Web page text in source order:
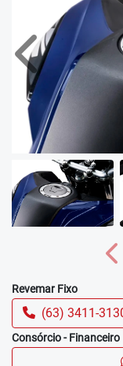
Anterior
Revemar Fixo
(63) 3411-
Consórcio - Financeiro